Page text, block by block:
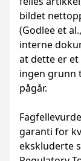
bildet
(Godlee et
interne
at dette er
ingen grunn
pågår.
garanti for
ekskluderte